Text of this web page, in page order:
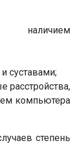
наличием
суставами;
расстройства,
компьютера
степень